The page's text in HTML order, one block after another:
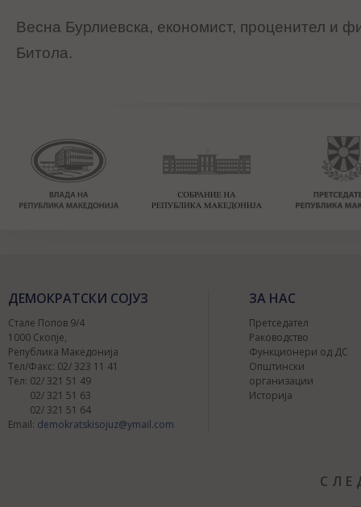
Весна Бурлиевска, економист, проценител и
Битола.
ДЕМОКРАТСКИ СОЈУЗ
Стале Попов 9/4
1000 Скопје,
Република Македонија
Тел/Факс: 02/ 323 11 41
Тел: 02/ 321 51 49
02/ 321 51 63
02/ 321 51 64
Email: demokratskisojuz@ymail.com
ЗА НАС
Претседател
Раководство
Функционери од ДС
Општински
организации
Историја